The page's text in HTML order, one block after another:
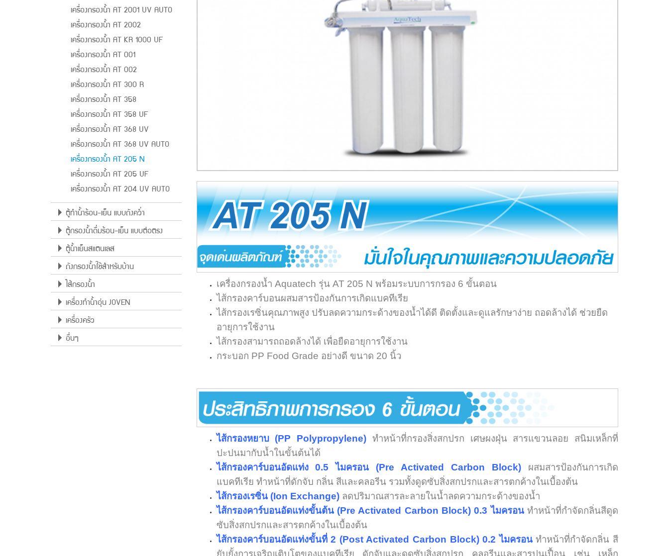
เครื่องกรองน้ำ AT 2001 UV AUTO
เครื่องกรองน้ำ AT 2002
เครื่องกรองน้ำ AT KR 1000 UF
เครื่องกรองน้ำ AT 001
เครื่องกรองน้ำ AT 002
เครื่องกรองน้ำ AT 300 R
เครื่องกรองน้ำ AT 358
เครื่องกรองน้ำ AT 358 UF
เครื่องกรองน้ำ AT 368 UV
เครื่องกรองน้ำ AT 368 UV AUTO
เครื่องกรองน้ำ AT 205 N
เครื่องกรองน้ำ AT 205 UF
เครื่องกรองน้ำ AT 204 UV AUTO
ตู้ทำน้ำร้อน-เย็น แบบถังคว่ำ
ตู้กรองน้ำดื่มร้อน-เย็น แบบต่อตรง
ตู้น้ำเย็นสแตนเลส
ถังกรองน้ำใช้สำหรับบ้าน
ไส้กรองน้ำ
เครื่องทำน้ำอุ่น JOVEN
เครื่องครัว
อื่นๆ
เครื่องกรองน้ำ Aquatech รุ่น AT 205 N พร้อมระบบการกรอง 6 ขั้นตอน
ไส้กรองคาร์บอนผสมสารป้องกันการเกิดแบคทีเรีย
ไส้กรองเรซิ่นคุณภาพสูง ปรับลดความกระด้างของน้ำได้ดี ติดตั้งและดูแลรักษาง่าย ถอดล้างได้ ช่วยยืด
อายุการใช้งาน
ไส้กรองสามารถถอดล้างได้ เพื่อยืดอายุการใช้งาน
กระบอก PP Food Grade อย่างดี ขนาด 20 นิ้ว
ไส้กรองหยาบ (PP Polypropylene) ทำหน้าที่กรองสิ่งสกปรก เศษผงฝุ่น สารแขวนลอย สนิมเหล็กที่
ปะปนมากับน้ำในขั้นต้นได้
ไส้กรองคาร์บอนอัดแท่ง 0.5 ไมครอน (Pre Activated Carbon Block) ผสมสารป้องกันการเกิด
แบคทีเรีย ทำหน้าที่ดักจับ กลิ่น สีและคลอรีน รวมทั้งดูดซับสิ่งสกปรกและสารตกค้างในเบื้องต้น
ไส้กรองเรซิ่น (Ion Exchange)ลดปริมาณสารละลายในน้ำลดความกระด้างของน้ำ
ไส้กรองคาร์บอนอัดแท่งขั้นต้น (Pre Activated Carbon Block) 0.3 ไมครอนทำหน้าที่กำจัดกลิ่นสีดูด
ซับสิ่งสกปรกและสารตกค้างในเบื้องต้น
ไส้กรองคาร์บอนอัดแท่งขั้นที่ 2 (Post Activated Carbon Block)0.2 ไมครอนทำหน้าที่กำจัดกลิ่น สี
ยับยั้งการเจริญเติบโตของแบคทีเรีย ดักจับและดูดซับสิ่งสกปรก คลอรีนและสารปนเปื้อน เช่น เหล็ก